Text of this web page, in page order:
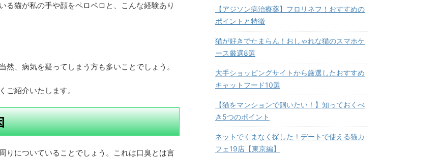
る猫が私の手や顔をペロペロと、こんな経験あり
、病気を疑ってしまう方も多いことでしょう。
ご紹介いたします。
りについていることでしょう。これは口臭とは言
【アジソン病治療薬】フロリネフ！おすすめの
ポイントと特徴
猫が好きでたまらん！おしゃれな猫のスマホケ
ース厳選8選
大手ショッピングサイトから厳選したおすすめ
キャットフード10選
【猫をマンションで飼いたい！】知っておくべ
き5つのポイント
ネットでくまなく探した！デートで使える猫カ
フェ19店【東京編】